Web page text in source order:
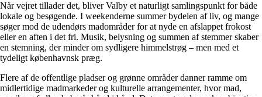
Når vejret tillader det, bliver Valby et naturligt samlingspunkt for både
lokale og besøgende. I weekenderne summer bydelen af liv, og mange
søger mod de udendørs madområder for at nyde en afslappet frokost
eller en aften i det fri. Musik, belysning og summen af stemmer skaber
en stemning, der minder om sydligere himmelstrøg – men med et
tydeligt københavnsk præg.
Flere af de offentlige pladser og grønne områder danner ramme om
midlertidige madmarkeder og kulturelle arrangementer, hvor mad,